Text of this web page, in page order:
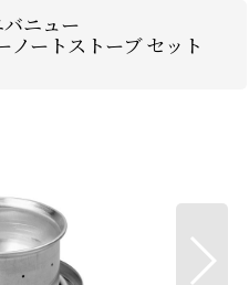
ニュー
ートストーブ セット